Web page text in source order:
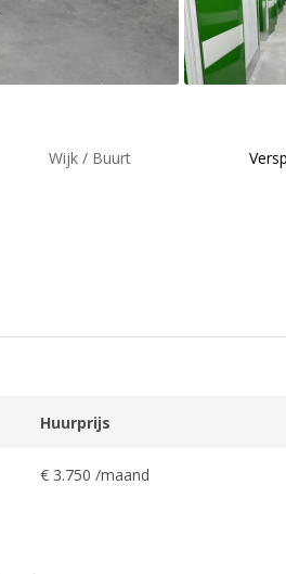
Wijk / Buurt
Huurprijs
€ 3.750 /maand